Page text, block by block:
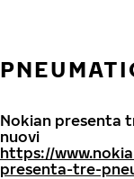
Nokian presenta
nuovi
https://
presenta-tre-